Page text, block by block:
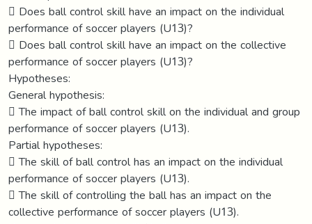
 Does ball control skill have an impact on the individual
performance of soccer players (U13)?
 Does ball control skill have an impact on the collective
performance of soccer players (U13)?
Hypotheses:
General hypothesis:
 The impact of ball control skill on the individual and group
performance of soccer players (U13).
Partial hypotheses:
 The skill of ball control has an impact on the individual
performance of soccer players (U13).
 The skill of controlling the ball has an impact on the
collective performance of soccer players (U13).